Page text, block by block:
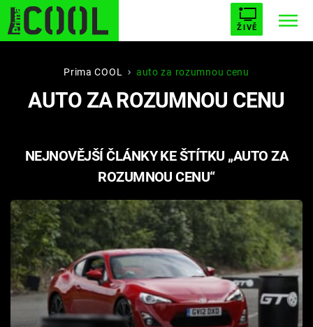
ŽIVĚ
STARHOUSE BUFFY, PŘEMOŽITELKA UPÍRŮ
ESCAPE PLNEJ KOTEL AVENGERS 5
Filmy
Seriály
Hry
Prima COOL auto za rozumnou cenu
AUTO ZA ROZUMNOU CENU
NEJNOVĚJŠÍ ČLÁNKY KE ŠTÍTKU „AUTO ZA
ROZUMNOU CENU“